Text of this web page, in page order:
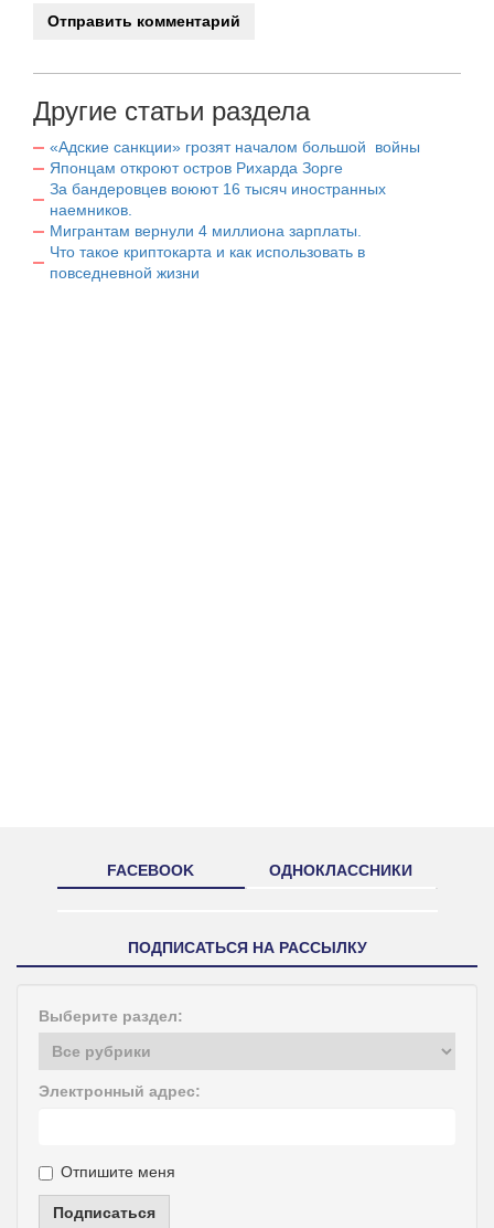
Другие статьи раздела
«Адские санкции» грозят началом большой войны
Японцам откроют остров Рихарда Зорге
За бандеровцев воюют 16 тысяч иностранных
наемников.
Мигрантам вернули 4 миллиона зарплаты.
Что такое криптокарта и как использовать в
повседневной жизни
FACEBOOK ОДНОКЛАССНИКИ
ПОДПИСАТЬСЯ НА РАССЫЛКУ
Выберите раздел:
Электронный адрес:
Отпишите меня
Подписаться